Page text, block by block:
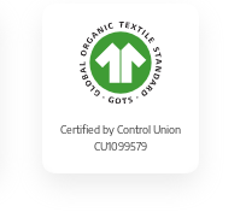
Certified by Control Union
CU1099579